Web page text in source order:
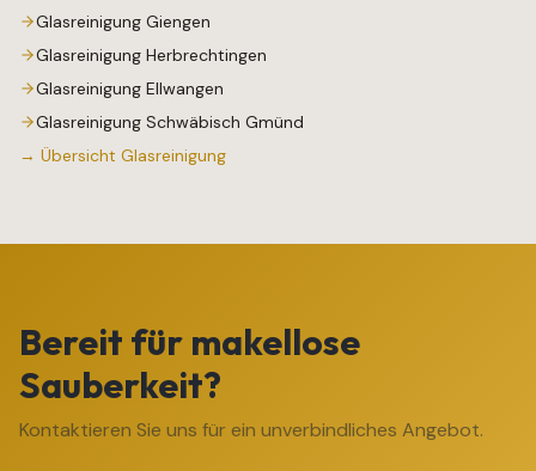
Glasreinigung Giengen
Glasreinigung Herbrechtingen
Glasreinigung Ellwangen
Glasreinigung Schwäbisch Gmünd
→ Übersicht Glasreinigung
Bereit für makellose
Sauberkeit?
Kontaktieren Sie uns für ein unverbindliches Angebot.